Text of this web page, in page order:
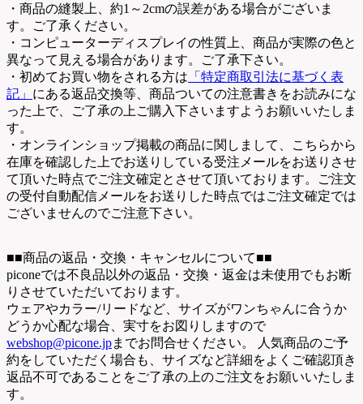
・商品の縫製上、約1～2cmの誤差がある場合がございま
す。ご了承ください。
・コンピューターディスプレイの性質上、商品が実際の色と
異なって見える場合があります。ご了承下さい。
・初めてお買い物をされる方は 「特定商取引法に基づく表
記」 にある返品交換等、商品ついての注意書きをお読みにな
った上で、ご了承の上ご購入下さいますようお願いいたしま
す。
・オンラインショップ掲載の商品に関しまして、こちらから
在庫を確認した上でお送りしている受注メールをお送りさせ
て頂いた時点でご注文確定とさせて頂いております。ご注文
の受付自動配信メールをお送りした時点ではご注文確定では
ございませんのでご注意下さい。
■■商品の返品・交換・キャンセルについて■■
piconeでは不良品以外の返品・交換・返金は未使用でもお断
りさせていただいております。
ウェアやカラー/リードなど、サイズがワンちゃんに合うか
どうか心配な場合、実寸をお図りしますので
webshop@picone.jpまでお問合せください。 人気商品のご予
約をしていただく場合も、サイズなど詳細をよくご確認頂き
返品不可であることをご了承の上のご注文をお願いいたしま
す。